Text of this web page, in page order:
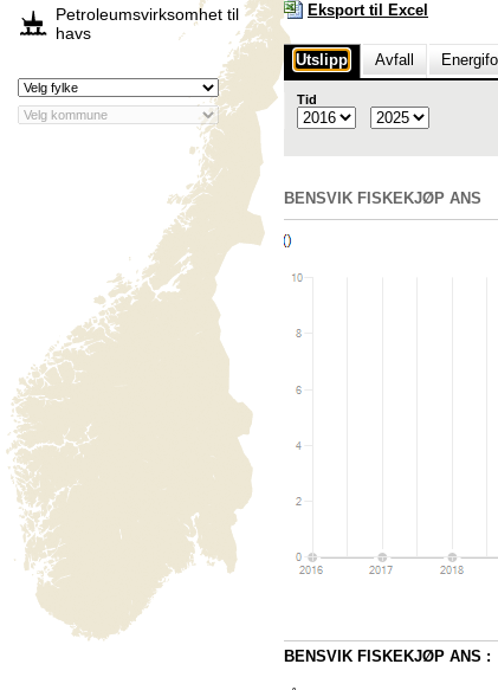
Petroleumsvirksomhet til
havs
Eksport til Excel
Utslipp Avfall
Tid
BENSVIK FISKEKJØP ANS
BENSVIK FISKEKJØP ANS :